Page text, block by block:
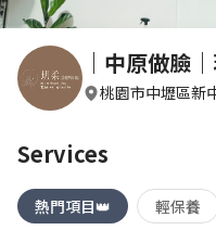
｜中原做臉
桃園市中壢區新
Services
熱門項目👑 輕保養